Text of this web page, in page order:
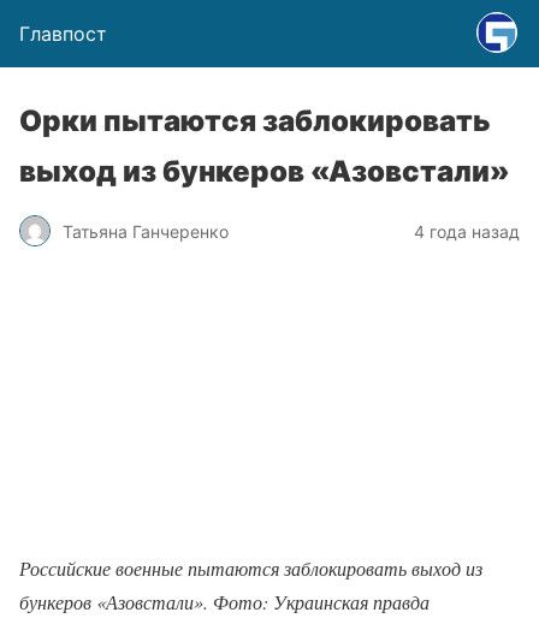
Главпост
Орки пытаются заблокировать
выход из бункеров «Азовстали»
Татьяна Ганчеренко 4 года назад
Российские военные пытаются заблокировать выход из
бункеров «Азовстали». Фото: Украинская правда